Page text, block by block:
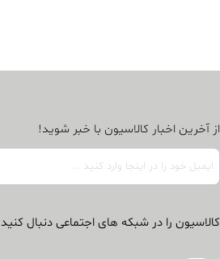
از آخرین اخبار کالاسیون با خبر شوید!
کالاسیون را در شبکه های اجتماعی دنبال کنید